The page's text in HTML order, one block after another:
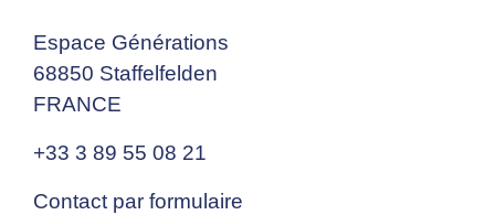
Espace Générations
68850 Staffelfelden
FRANCE
+33 3 89 55 08 21
Contact par formulaire